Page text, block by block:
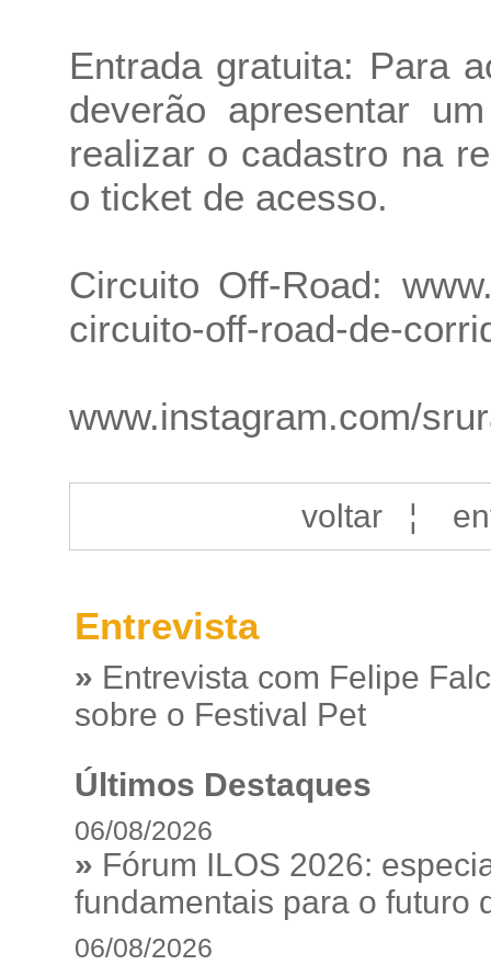
Entrada gratuita: Para
deverão apresentar
realizar o cadastro na
o ticket de acesso.
Circuito Off-Road:
circuito-off-road-de-
www.instagram.com/
voltar¦
Entrevista
» Entrevista com Felipe
sobre o Festival Pet
Últimos Destaques
06/08/2026
» Fórum ILOS 2026:
fundamentais para o futuro
06/08/2026